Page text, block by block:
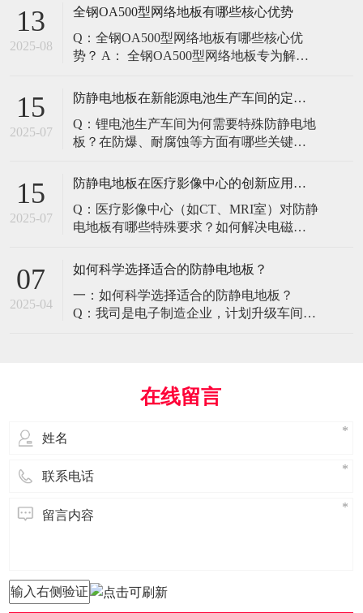
您必须计算机房规划区域内最重设备的单
点载荷（通常指服务器机柜的支脚压
力）。 轻型机房（标准服务器/网络柜）：
单点载荷通常在1960N，主流的优质复合地
13
2025-08
全钢OA500型网络地板有哪些核心优势
Q：全钢OA500型网络地板有哪些核心优
势？ A： 全钢OA500型网络地板专为解决
以下核心优势： 高强度结构：采用优质冷
轧钢板拉伸焊接成型，表面磷化后静电喷
塑，防锈耐磨，承重性能优异。 便捷布
线：配套活动线槽板设计，可轻松掀起盖
15
2025-07
防静电地板在新能源电池生产车间的定制化解决方案
Q：锂电池生产车间为何需要特殊防静电地
板？在防爆、耐腐蚀等方面有哪些关键技
环境并存的特殊场景，需要全方位防护方
境要求 • 防爆等级：Ex IIB T4（ATEX认
证） • 静电泄放速度：<0.
15
2025-07
防静电地板在医疗影像中心的创新应用方案
Q：医疗影像中心（如CT、MRI室）对防静
电地板有哪些特殊要求？如何解决电磁干
环境特殊性对防静电地板提出了前所未有
疗影像环境的特殊需求 电磁兼容性要求 •
MRI室需完全无磁：磁化率<0.001（
07
2025-04
如何科学选择适合的防静电地板？
一：如何科学选择适合的防静电地板？
Q：我司是电子制造企业，计划升级车间地
用场景、技术指标及长期维护成本综合考
量。作为深耕行业多年的广东立品地板科
在线留言